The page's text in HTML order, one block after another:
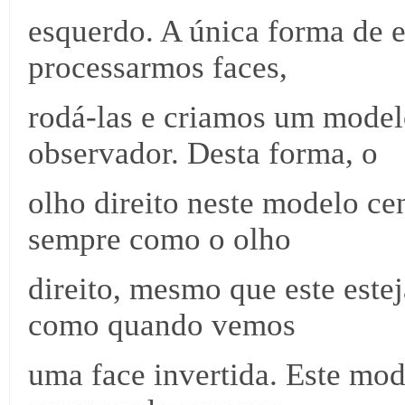
esquerdo. A única forma de
processarmos faces,
rodá-las e criamos um
observador. Desta forma, o
olho direito neste modelo
sempre como o olho
direito, mesmo que este
como quando vemos
uma face invertida. Este